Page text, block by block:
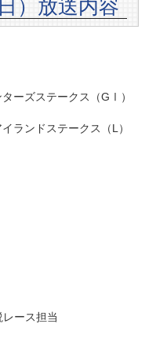
）放送内容
ーズステークス（GⅠ）
ランドステークス（L）
ース担当